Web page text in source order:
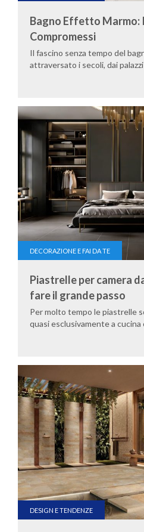
Bagno Effetto Marmo:
Compromessi
Il fascino senza tempo del
attraversato i secoli, dai
DECORAZIONE E FAI DA TE
Piastrelle per camera
fare il grande passo
Per molto tempo le piastrelle
quasi esclusivamente a cucina
DESIGN E TENDENZE